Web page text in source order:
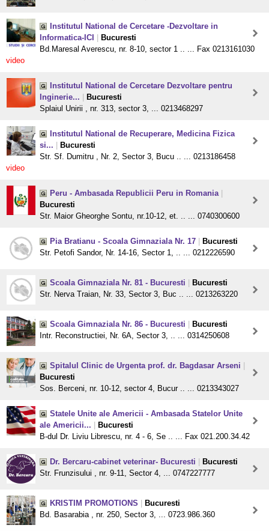
Institutul National de Cercetare -Dezvoltare in
Informatica-ICI
Bucuresti
Bd.Maresal Averescu, nr. 8-10, sector 1 .. ... Fax 0213161030
video
Institutul National de Cercetare Dezvoltare pentru
Inginerie...
Bucuresti
Splaiul Unirii , nr. 313, sector 3, ... 0213468297
Institutul National de Recuperare, Medicina Fizica
si...
Bucuresti
Str. Sf. Dumitru , Nr. 2, Sector 3, Bucu .. ... 0213186458
video
Peru - Ambasada Republicii Peru in Romania
Bucuresti
Str. Maior Gheorghe Sontu, nr.10-12, et. .. ... 0740300600
Pia Bratianu - Scoala Gimnaziala Nr. 17
Bucuresti
Str. Petofi Sandor, Nr. 14-16, Sector 1, .. ... 0212226590
Scoala Gimnaziala Nr. 81 - Bucuresti
Bucuresti
Str. Nerva Traian, Nr. 33, Sector 3, Buc .. ... 0213263220
Scoala Gimnaziala Nr. 86 - Bucuresti
Bucuresti
Intr. Reconstructiei, Nr. 6A, Sector 3, .. ... 0314250608
Spitalul Clinic de Urgenta prof. dr. Bagdasar Arseni
Bucuresti
Sos. Berceni, nr. 10-12, sector 4, Bucur .. ... 0213343027
Statele Unite ale Americii - Ambasada Statelor Unite
ale Americii...
Bucuresti
B-dul Dr. Liviu Librescu, nr. 4 - 6, Se .. ... Fax 021.200.34.42
Dr. Bercaru-cabinet veterinar- Bucuresti
Bucuresti
Str. Frunzisului , nr. 9-11, Sector 4, ... 0747227777
KRISTIM PROMOTIONS
Bucuresti
Bd. Basarabia , nr. 250, Sector 3, ... 0723.986.360